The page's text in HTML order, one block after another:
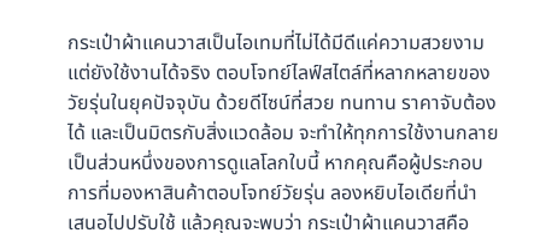
กระเป๋าผ้าแคนวาสเป็นไอเทมที่ไม่ได้มีดีแค่ความสวยงาม
แต่ยังใช้งานได้จริง ตอบโจทย์ไลฟ์สไตล์ที่หลากหลายของ
วัยรุ่นในยุคปัจจุบัน ด้วยดีไซน์ที่สวย ทนทาน ราคาจับต้อง
ได้ และเป็นมิตรกับสิ่งแวดล้อม จะทำให้ทุกการใช้งานกลาย
เป็นส่วนหนึ่งของการดูแลโลกใบนี้ หากคุณคือผู้ประกอบ
การที่มองหาสินค้าตอบโจทย์วัยรุ่น ลองหยิบไอเดียที่นำ
เสนอไปปรับใช้ แล้วคุณจะพบว่า กระเป๋าผ้าแคนวาสคือ